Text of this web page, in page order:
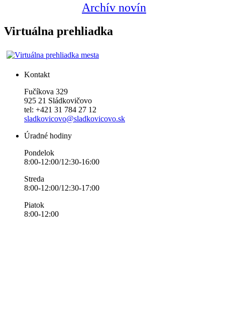
Archív novín
Virtuálna prehliadka
Kontakt
Fučíkova 329
925 21 Sládkovičovo
tel: +421 31 784 27 12
sladkovicovo@sladkovicovo.sk
Úradné hodiny
Pondelok
8:00-12:00/12:30-16:00
Streda
8:00-12:00/12:30-17:00
Piatok
8:00-12:00